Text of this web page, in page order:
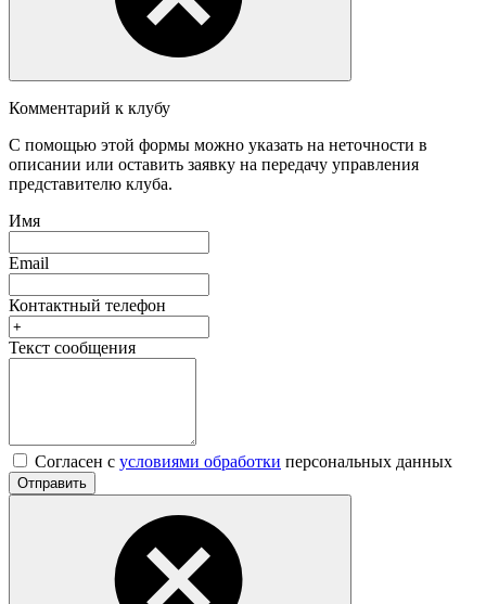
Комментарий к клубу
С помощью этой формы можно указать на неточности в
описании или оставить заявку на передачу управления
представителю клуба.
Имя
Email
Контактный телефон
Текст сообщения
Согласен с условиями обработки персональных данных
Отправить